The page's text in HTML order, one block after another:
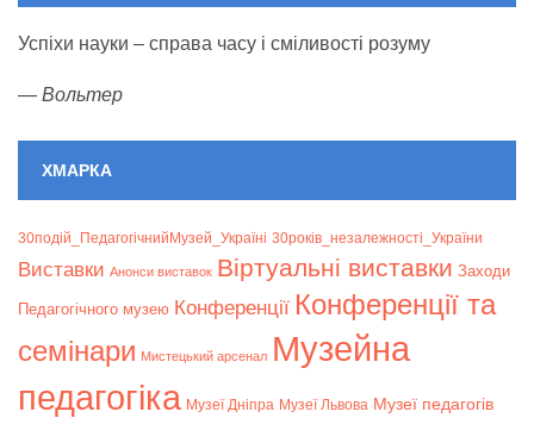
Успіхи науки – справа часу і сміливості розуму
— Вольтер
ХМАРКА
30подій_ПедагогічнийМузей_Україні 30років_незалежності_України
Bиставки Анонси виставок Віртуальні виставки Заходи
Педагогічного музею Конференції Конференції та
семінари Мистецький арсенал Музейна
педагогіка Музеї Дніпра Музеї Львова Музеї педагогів